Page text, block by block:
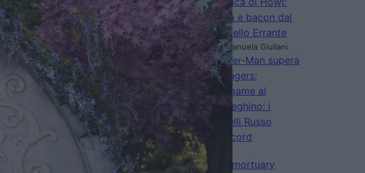
uova e bacon dal
Castello Errante
di Emanuela Giuliani
Spider-Man supera
Avengers:
Endgame al
botteghino: i
fratelli Russo
celebrano il nuovo record
di Emanuela Giuliani
The mortuary